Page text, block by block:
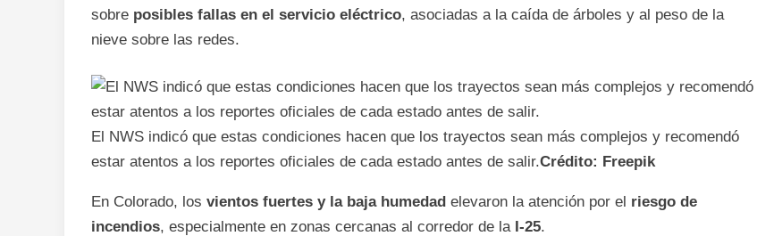
sobre posibles fallas en el servicio eléctrico, asociadas a la caída de árboles y al peso de la
nieve sobre las redes.
El NWS indicó que estas condiciones hacen que los trayectos sean más complejos y recomendó
estar atentos a los reportes oficiales de cada estado antes de salir.Crédito: Freepik
En Colorado, los vientos fuertes y la baja humedad elevaron la atención por el riesgo de
incendios, especialmente en zonas cercanas al corredor de la I-25.